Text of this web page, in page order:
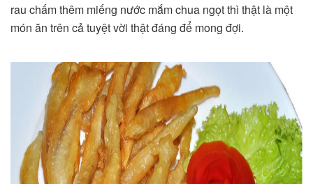
rau chấm thêm miếng nước mắm chua ngọt thì thật là một
món ăn trên cả tuyệt vời thật đáng để mong đợi.